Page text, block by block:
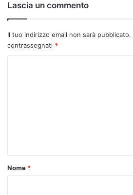
Lascia un commento
Il tuo indirizzo email non sarà pubblicato.
contrassegnati *
o
Nome *